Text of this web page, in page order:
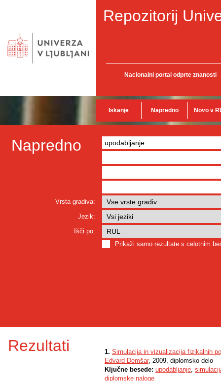
Repozitorij
Nacionalni portal odprte znanosti
Iskanje Napredno Novo v
Napredno
Vrsta gradiva:
Jezik:
Išči po:
Prikaži samo rezultate s celotnim
Rezultati 1. Simulacija in vizualizacija fizikalnih
Edvard Demšar, 2009, diplomsko delo
Ključne besede: upodabljanje,
diplomske naloge